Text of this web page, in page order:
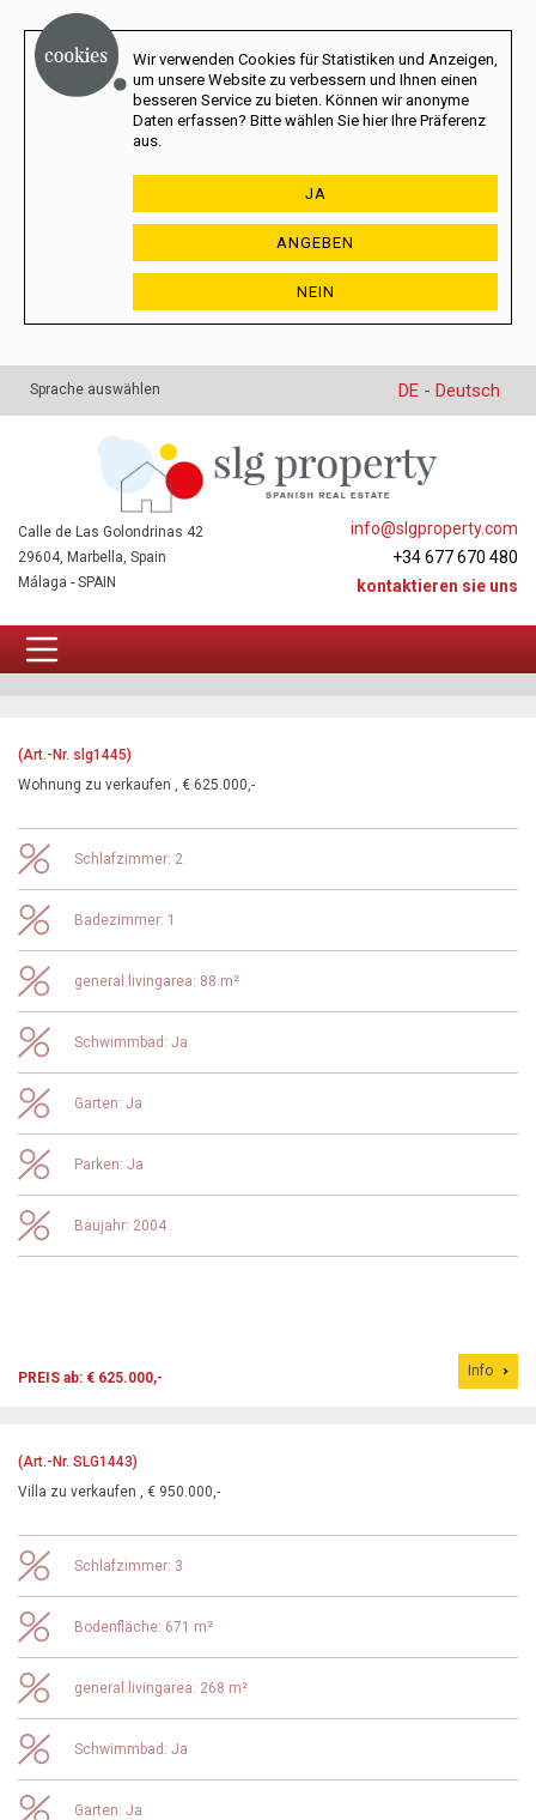
Wir verwenden Cookies für Statistiken und Anzeigen,
um unsere Website zu verbessern und Ihnen einen
besseren Service zu bieten. Können wir anonyme
Daten erfassen? Bitte wählen Sie hier Ihre Präferenz
aus.
JA
ANGEBEN
NEIN
Sprache auswählen DE - Deutsch
info@slgproperty.com
+34 677 670 480
kontaktieren sie uns
Calle de Las Golondrinas 42
29604, Marbella, Spain
Málaga - SPAIN
(Art.-Nr. slg1445)
Wohnung zu verkaufen , € 625.000,-
Schlafzimmer: 2
Badezimmer: 1
general.livingarea: 88 m²
Schwimmbad: Ja
Garten: Ja
Parken: Ja
Baujahr: 2004
PREIS ab: € 625.000,- Info
(Art.-Nr. SLG1443)
Villa zu verkaufen , € 950.000,-
Schlafzimmer: 3
Bodenfläche: 671 m²
general.livingarea: 268 m²
Schwimmbad: Ja
Garten: Ja